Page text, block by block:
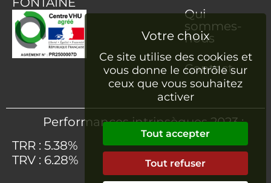
Qui
sommes-
nous
Contact
Performances intrinsèques 2023 :
TRR : 5.38%
TRV : 6.28%
Ce site utilise des cookies et
vous donne le contrôle sur
ceux que vous souhaitez
activer
Tout accepter
Tout refuser